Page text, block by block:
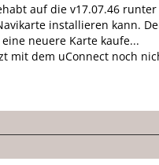
auf die v17.07.46
installieren kann.
neuere Karte kaufe...
mit dem uConnect noch